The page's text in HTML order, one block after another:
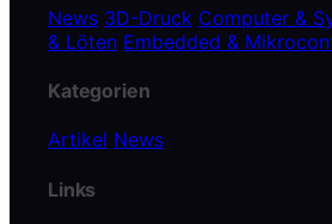
News 3D-Druck Computer &
& Löten Embedded &
Kategorien
Artikel News
Links